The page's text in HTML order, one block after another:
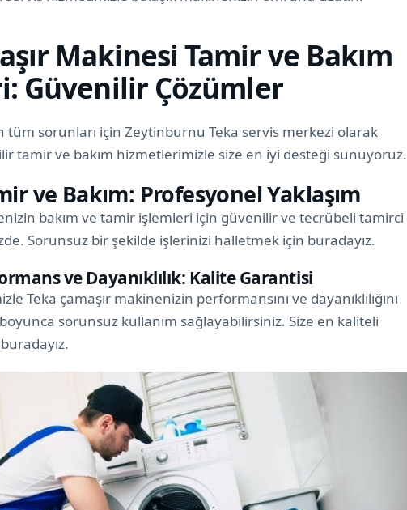
Makinesi Tamir ve Bakım
Güvenilir Çözümler
tüm sorunları için Zeytinburnu Teka servis merkezi olarak
tamir ve bakım hizmetlerimizle size en iyi desteği sunuyoruz.
ve Bakım: Profesyonel Yaklaşım
bakım ve tamir işlemleri için güvenilir ve tecrübeli tamirci
Sorunsuz bir şekilde işlerinizi halletmek için buradayız.
ve Dayanıklılık: Kalite Garantisi
Teka çamaşır makinenizin performansını ve dayanıklılığını
sorunsuz kullanım sağlayabilirsiniz. Size en kaliteli